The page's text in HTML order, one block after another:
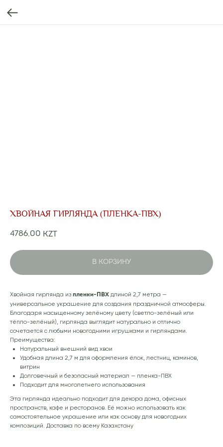
ХВОЙНАЯ ГИРЛЯНДА (ПЛЕНКА-ПВХ)
4786,00 KZT
В КОРЗИНУ
Хвойная гирлянда из пленки-ПВХ длиной 2,7 метра —
универсальное украшение для создания праздничной атмосферы.
Благодаря насыщенному зелёному цвету (светло-зелёный или
тёпло-зелёный), гирлянда выглядит натурально и отлично
сочетается с любыми новогодними игрушками и гирляндами.
Преимущества:
Натуральный внешний вид хвои
Удобная длина 2,7 м для оформления ёлок, лестниц, каминов,
витрин
Долговечный и безопасный материал — пленка-ПВХ
Подходит для многолетнего использования
Эта гирлянда идеально подходит для декора дома, офисных
пространств, кафе и ресторанов. Её можно использовать как
самостоятельное украшение или как основу для новогодних
композиций. Доставка по всему Казахстану